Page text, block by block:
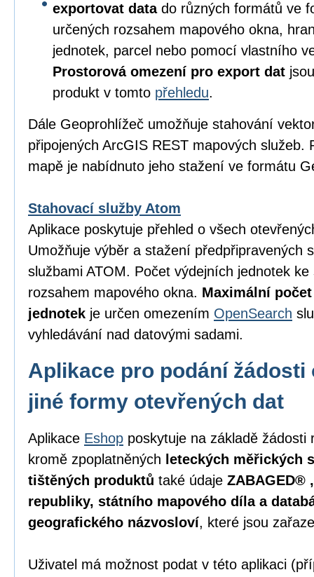
exportovat datado různých formátů ve
určených rozsahem mapového okna,
jednotek, parcel nebo pomocí vlastního
Prostorová omezení pro export dat
produkt v tomto přehledu.
Dále Geoprohlížeč umožňuje stahování
připojených ArcGIS REST mapových služeb.
mapě je nabídnuto jeho stažení ve formátu
Stahovací služby Atom
Aplikace poskytuje přehled o všech
Umožňuje výběr a stažení předpřipravených
službami ATOM. Počet výdejních jednotek
rozsahem mapového okna. Maximální
jednotek je určen omezením OpenSearch
vyhledávání nad datovými sadami.
Aplikace pro podání
jiné formy otevřených dat
Aplikace Eshop poskytuje na základě žádosti
kromě zpoplatněných leteckých měřických
tištěných produktů také údaje ZABAGED®
republiky, státního mapového díla a
geografického názvosloví, které jsou
Uživatel má možnost podat v této aplikaci